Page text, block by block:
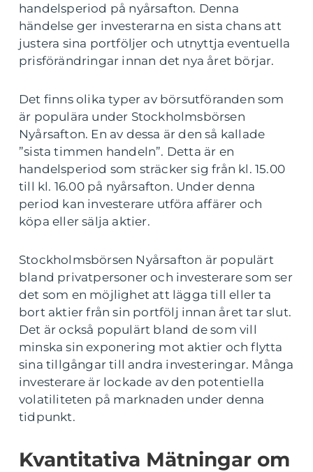
handelsperiod på nyårsafton. Denna
händelse ger investerarna en sista chans att
justera sina portföljer och utnyttja eventuella
prisförändringar innan det nya året börjar.
Det finns olika typer av börsutföranden som
är populära under Stockholmsbörsen
Nyårsafton. En av dessa är den så kallade
”sista timmen handeln”. Detta är en
handelsperiod som sträcker sig från kl. 15.00
till kl. 16.00 på nyårsafton. Under denna
period kan investerare utföra affärer och
köpa eller sälja aktier.
Stockholmsbörsen Nyårsafton är populärt
bland privatpersoner och investerare som ser
det som en möjlighet att lägga till eller ta
bort aktier från sin portfölj innan året tar slut.
Det är också populärt bland de som vill
minska sin exponering mot aktier och flytta
sina tillgångar till andra investeringar. Många
investerare är lockade av den potentiella
volatiliteten på marknaden under denna
tidpunkt.
Kvantitativa Mätningar om